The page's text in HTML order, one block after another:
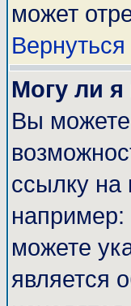
может
Могу ли я
Вы можете
ссылку на
можете
является